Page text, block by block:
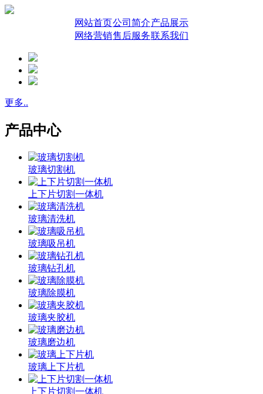
网站首页公司简介产品展示
网络营销售后服务联系我们
更多..
产品中心
玻璃切割机
上下片切割一体机
玻璃清洗机
玻璃吸吊机
玻璃钻孔机
玻璃除膜机
玻璃夹胶机
玻璃磨边机
玻璃上下片机
上下片切割一体机